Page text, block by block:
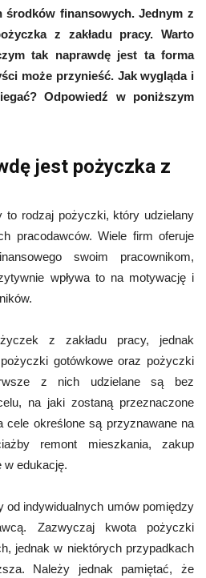
środków finansowych. Jednym z
z zakładu pracy. Warto
tak naprawdę jest ta forma
może przynieść. Jak wygląda i
Odpowiedź w poniższym
jest pożyczka z
to rodzaj pożyczki, który udzielany
pracodawców. Wiele firm oferuje
swoim pracownikom,
wpływa to na motywację i
z zakładu pracy, jednak
gotówkowe oraz pożyczki
z nich udzielane są bez
na jaki zostaną przeznaczone
cele określone są przyznawane na
remont mieszkania, zakup
w edukację.
indywidualnych umów pomiędzy
Zazwyczaj kwota pożyczki
jednak w niektórych przypadkach
Należy jednak pamiętać, że